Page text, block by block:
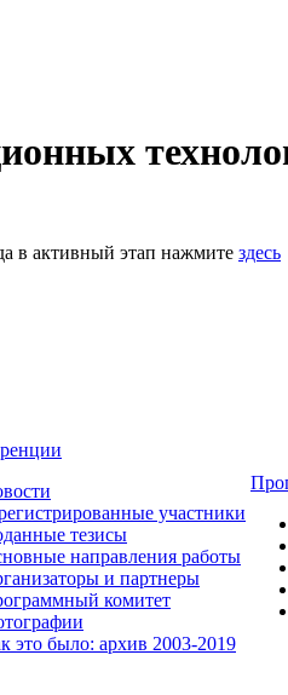
в активный этап нажмите здесь
участники
тезисы
направления работы
и партнеры
комитет
это было: архив 2003-2019